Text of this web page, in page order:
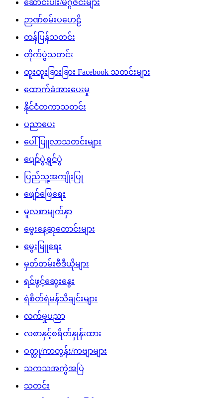
ဆောင်းပါး/မဂ္ဂဇင်းများ
ဉာဏ်စမ်းပဟေဠိ
တန်ပြန်သတင်း
တိုက်ပွဲသတင်း
ထူးထူးခြားခြား Facebook သတင်းများ
ထောက်ခံအားပေးမှု
နိုင်ငံတကာသတင်း
ပညာပေး
ပေါ်ပြူလာသတင်းများ
ပျော်ပွဲရွှင်ပွဲ
ပြည်သူ့အကျိုးပြု
ဖျော်ဖြေရေး
မူလစာမျက်နှာ
မွေးနေ့ဆုတောင်းများ
မွေးမြူရေး
မှတ်တမ်းဗီဒီယိုများ
ရင်ဖွင့်ဆွေးနွေး
ရဲစိတ်ရဲမန်သီချင်းများ
လက်မှုပညာ
လစာနှင့်စရိတ်နှုန်းထား
ဝတ္ထု/ကာတွန်း/ကဗျာများ
သကသအကွဲအပြဲ
သတင်း